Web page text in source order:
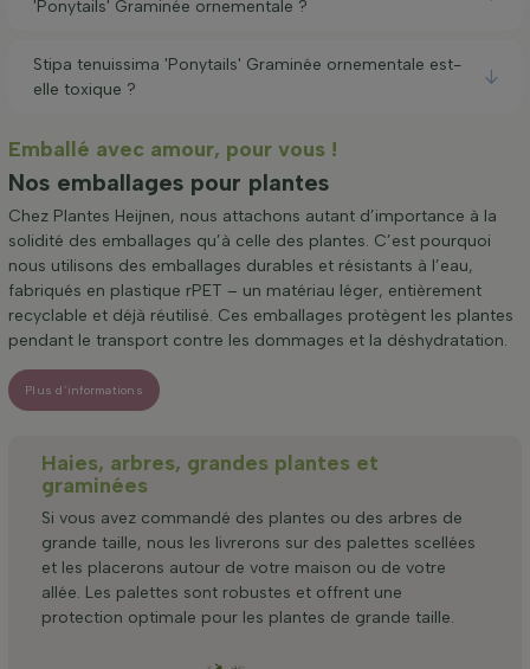
'Ponytails' Graminée ornementale ?
Stipa tenuissima 'Ponytails' Graminée ornementale est-
elle toxique ?
Emballé avec amour, pour vous !
Nos emballages pour plantes
Chez Plantes Heijnen, nous attachons autant d’importance à la
solidité des emballages qu’à celle des plantes. C’est pourquoi
nous utilisons des emballages durables et résistants à l’eau,
fabriqués en plastique rPET – un matériau léger, entièrement
recyclable et déjà réutilisé. Ces emballages protègent les plantes
pendant le transport contre les dommages et la déshydratation.
Plus d’informations
Haies, arbres, grandes plantes et
graminées
Si vous avez commandé des plantes ou des arbres de
grande taille, nous les livrerons sur des palettes scellées
et les placerons autour de votre maison ou de votre
allée. Les palettes sont robustes et offrent une
protection optimale pour les plantes de grande taille.